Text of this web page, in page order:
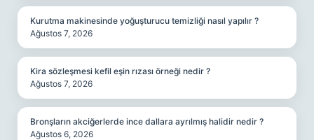
Kurutma makinesinde yoğuşturucu temizliği nasıl yapılır ?
Ağustos 7, 2026
Kira sözleşmesi kefil eşin rızası örneği nedir ?
Ağustos 7, 2026
Bronşların akciğerlerde ince dallara ayrılmış halidir nedir ?
Ağustos 6, 2026